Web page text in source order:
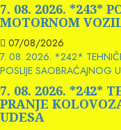
7. 08. 2026. *243*
MOTORNOM
07/08/2026
7. 08. 2026. *242*
POSLIJE SAOBRAĆAJNOG
7. 08. 2026. *242*
PRANJE
UDESA